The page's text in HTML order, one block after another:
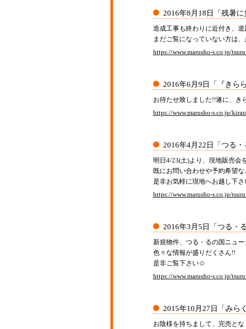
2016年8月18日 「残暑
造成工事も終わりに近付き、
まだご覧になっていない方は
https://www.marusho-s.co.jp/
2016年6月9日 「『きら
お待たせ致しました!!遂に、き
https://www.marusho-s.co.jp/
2016年4月22日 「つる
明日4/23(土)より、現地販売会
既にお問い合わせや予約希望
是非お気軽に現地へお越し下
https://www.marusho-s.co.jp/
2016年3月5日 「つる・
新規物件、つる・るの国ニュ
色々な情報が盛りだくさん!!
是非ご覧下さい☆
https://www.marusho-s.co.jp/
2015年10月27日 「みら
お陰様を持ちまして、完売と